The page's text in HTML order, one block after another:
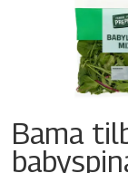
Bama